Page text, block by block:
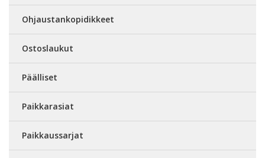
Ohjaustankopidikkeet
Ostoslaukut
Päälliset
Paikkarasiat
Paikkaussarjat